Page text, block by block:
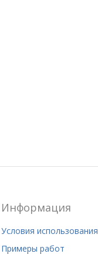
Информация
Условия использования
Примеры работ